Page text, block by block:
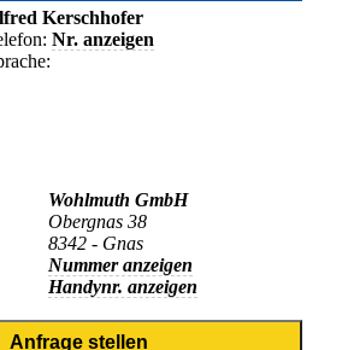
Kerschhofer
Nr. anzeigen
Wohlmuth GmbH
Obergnas 38
8342 - Gnas
Nummer anzeigen
Handynr. anzeigen